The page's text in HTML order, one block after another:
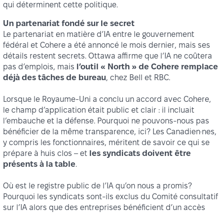
qui déterminent cette politique.
Un partenariat fondé sur le secret
Le partenariat en matière d’IA entre le gouvernement
fédéral et Cohere a été annoncé le mois dernier, mais ses
détails restent secrets. Ottawa affirme que l’IA ne coûtera
pas d’emplois, mais l’outil « North » de Cohere remplace
déjà des tâches de bureau, chez Bell et RBC.
Lorsque le Royaume-Uni a conclu un accord avec Cohere,
le champ d’application était public et clair : il incluait
l’embauche et la défense. Pourquoi ne pouvons-nous pas
bénéficier de la même transparence, ici? Les Canadien·nes,
y compris les fonctionnaires, méritent de savoir ce qui se
prépare à huis clos – et les syndicats doivent être
présents à la table.
Où est le registre public de l’IA qu’on nous a promis?
Pourquoi les syndicats sont-ils exclus du Comité consultatif
sur l’IA alors que des entreprises bénéficient d’un accès